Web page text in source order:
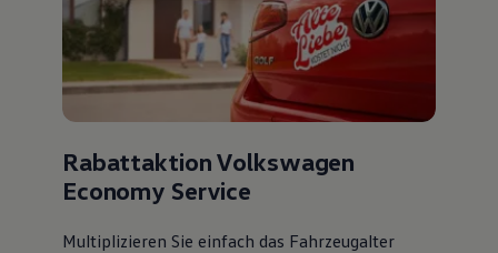
Rabattaktion Volkswagen
Economy Service
Multiplizieren Sie einfach das Fahrzeugalter